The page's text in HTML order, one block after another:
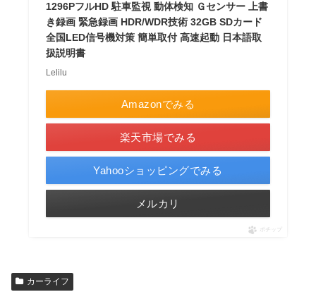
1296PフルHD 駐車監視 動体検知 Ｇセンサー 上書
き録画 緊急録画 HDR/WDR技術 32GB SDカード
全国LED信号機対策 簡単取付 高速起動 日本語取
扱説明書
Lelilu
Amazonでみる
楽天市場でみる
Yahooショッピングでみる
メルカリ
ポチップ
カーライフ